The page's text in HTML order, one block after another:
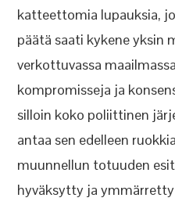
katteettomia lupauksia,
päätä saati kykene yksin
verkottuvassa
kompromisseja ja
silloin koko poliittinen
antaa sen edelleen
muunnellun totuuden
hyväksytty ja